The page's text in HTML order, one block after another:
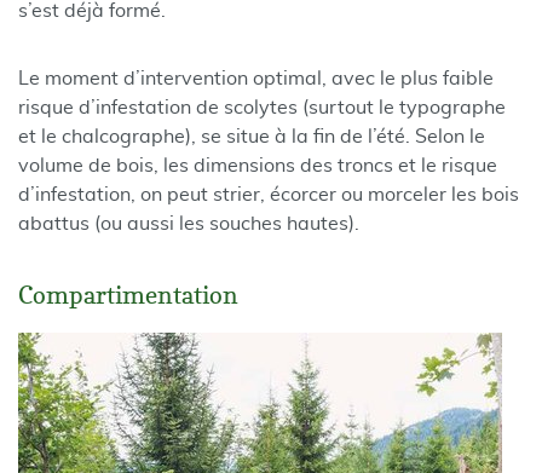
s’est déjà formé.
Le moment d’intervention optimal, avec le plus faible
risque d’infestation de scolytes (surtout le typographe
et le chalcographe), se situe à la fin de l’été. Selon le
volume de bois, les dimensions des troncs et le risque
d’infestation, on peut strier, écorcer ou morceler les bois
abattus (ou aussi les souches hautes).
Compartimentation